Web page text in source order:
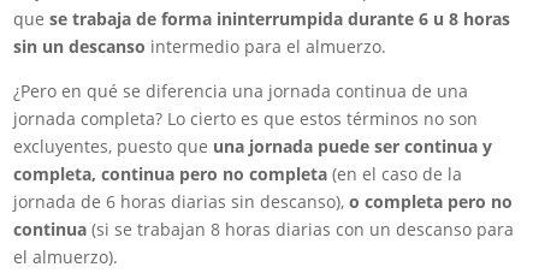
quese trabaja de forma ininterrumpida durante 6 u 8 horas
sin un descanso intermedio para el almuerzo.
¿Pero en qué se diferencia una jornada continua de una
jornada completa? Lo cierto es que estos términos no son
excluyentes, puesto que una jornada puede ser continua y
completa, continua pero no completa (en el caso de la
jornada de 6 horas diarias sin descanso),o completa pero no
continua (si se trabajan 8 horas diarias con un descanso para
el almuerzo).